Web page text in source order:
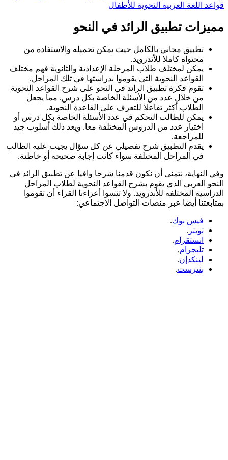
قواعد اللغة العربية النحوية للأطفال
مميزات تطبيق الرائد في النحو
تطبيق مجاني بالكامل حيث يمكن تحميله والاستفادة من
محتواه كاملا للأندرويد.
يمكن لمختلف طلاب المرحلة الإعدادية والثانوية فهم مختلف
القواعد النحوية التي يقوموا بدراستها في تلك المراحل.
تقوم فكرة تطبيق الرائد في النحو على شرح القواعد النحوية
من خلال عدد من الأسئلة الخاصة بكل درس. مما يجعل
الطلاب أكثر تفاعلا للتعرف على القاعدة النحوية.
يمكن للطالب التحكم في عدد الأسئلة الخاصة بكل درس أو
اختيار عدد من الدروس المختلفة معا. ويعد ذلك أسلوب جيد
للمراجعة.
يقدم التطبيق شرح تفصيلي عن كل سؤال يجيب عليه الطالب
في المراحل المختلفة سواء كانت إجابة صحيحة أو خاطئة.
وفي النهاية، نتمنى أن نكون قدمنا شرحا وافيا عن تطبيق الرائد في
النحو العربي الذي يقوم بشرح القواعد النحوية لطلاب المراحل
الدراسية المختلفة للأندرويد. ولا تنسوا أعزاءنا القراء أن تقوموا
بمتابعتنا أيضا عبر منصات التواصل الاجتماعي:
فيس بوك.
تويتر .
انستقرام.
تليجرام.
لينكدإن.
بنترست.